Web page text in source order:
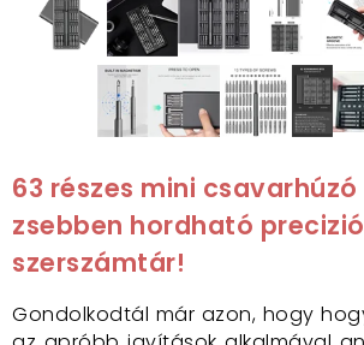
63 részes mini
zsebben hordható
szerszámtár!
Gondolkodtál már azon, hogy